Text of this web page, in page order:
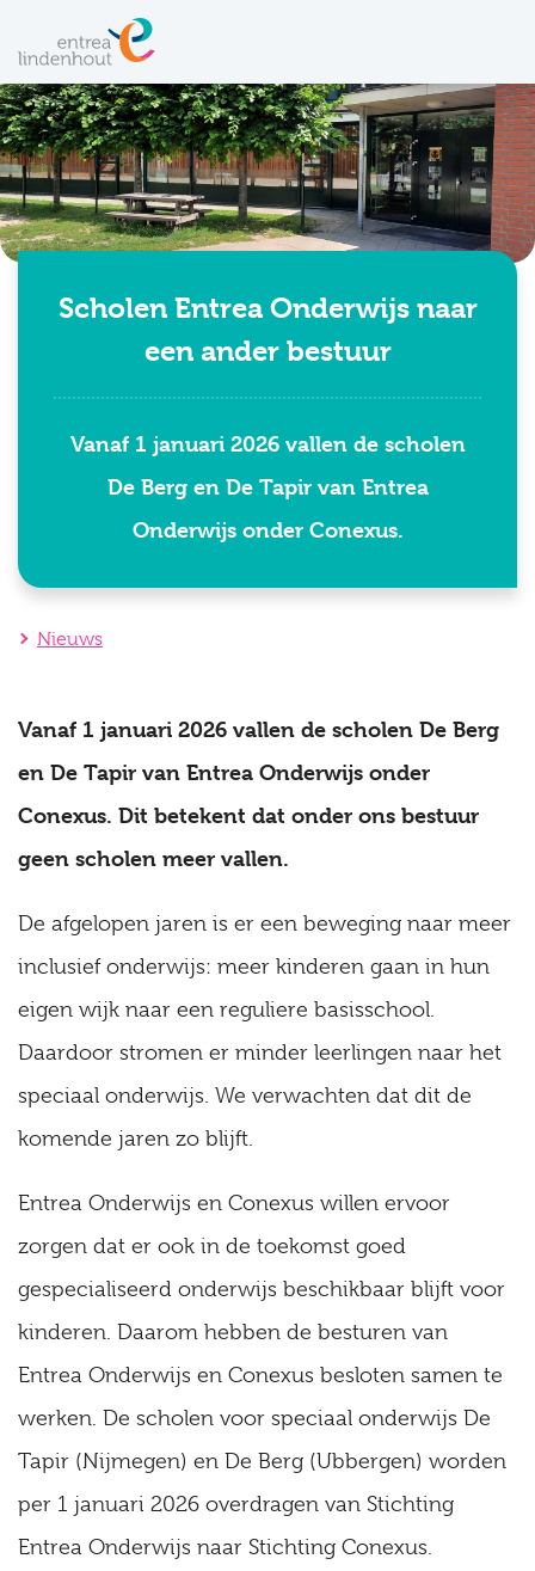
Scholen Entrea Onderwijs naar
een ander bestuur
Vanaf 1 januari 2026 vallen de scholen
De Berg en De Tapir van Entrea
Onderwijs onder Conexus.
Nieuws
Vanaf 1 januari 2026 vallen de scholen De Berg
en De Tapir van Entrea Onderwijs onder
Conexus. Dit betekent dat onder ons bestuur
geen scholen meer vallen.
De afgelopen jaren is er een beweging naar meer
inclusief onderwijs: meer kinderen gaan in hun
eigen wijk naar een reguliere basisschool.
Daardoor stromen er minder leerlingen naar het
speciaal onderwijs. We verwachten dat dit de
komende jaren zo blijft.
Entrea Onderwijs en Conexus willen ervoor
zorgen dat er ook in de toekomst goed
gespecialiseerd onderwijs beschikbaar blijft voor
kinderen. Daarom hebben de besturen van
Entrea Onderwijs en Conexus besloten samen te
werken. De scholen voor speciaal onderwijs De
Tapir (Nijmegen) en De Berg (Ubbergen) worden
per 1 januari 2026 overdragen van Stichting
Entrea Onderwijs naar Stichting Conexus.